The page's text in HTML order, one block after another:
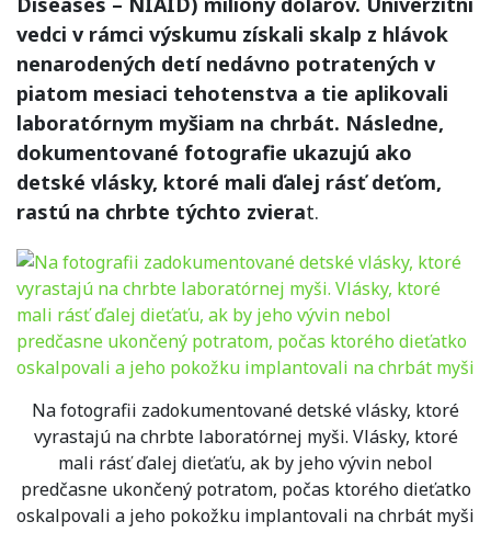
vedci v rámci výskumu získali skalp z hlávok
nenarodených detí nedávno potratených v
piatom mesiaci tehotenstva a tie aplikovali
laboratórnym myšiam na chrbát. Následne,
dokumentované fotografie ukazujú ako
detské vlásky, ktoré mali ďalej rásť deťom,
rastú na chrbte týchto zvierat.
Na fotografii zadokumentované detské vlásky, ktoré
vyrastajú na chrbte laboratórnej myši. Vlásky, ktoré
mali rásť ďalej dieťaťu, ak by jeho vývin nebol
predčasne ukončený potratom, počas ktorého dieťatko
oskalpovali a jeho pokožku implantovali na chrbát myši